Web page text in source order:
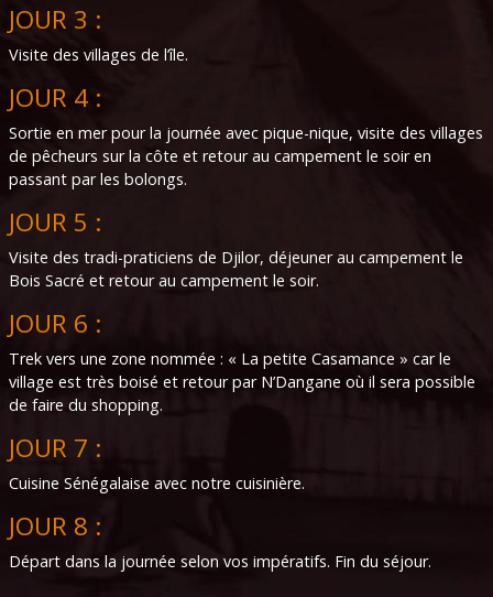
JOUR 3 :
Visite des villages de l’île.
JOUR 4 :
Sortie en mer pour la journée avec pique-nique, visite des villages
de pêcheurs sur la côte et retour au campement le soir en
passant par les bolongs.
JOUR 5 :
Visite des tradi-praticiens de Djilor, déjeuner au campement le
Bois Sacré et retour au campement le soir.
JOUR 6 :
Trek vers une zone nommée : « La petite Casamance » car le
village est très boisé et retour par N’Dangane où il sera possible
de faire du shopping.
JOUR 7 :
Cuisine Sénégalaise avec notre cuisinière.
JOUR 8 :
Départ dans la journée selon vos impératifs. Fin du séjour.